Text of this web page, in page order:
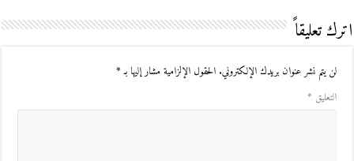
اترك تعليقاً
لن يتم نشر عنوان بريدك الإلكتروني. الحقول الإلزامية مشار إليها بـ*
التعليق *